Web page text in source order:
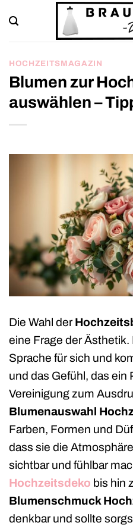
Inhalt
springen
HOCHZEITSMAGAZIN
Blumen zur
auswählen –
Die Wahl der
eine Frage der
Sprache für sich und
und das Gefühl, das ein
Vereinigung zum
Blumenauswahl
Farben, Formen und
dass sie die
sichtbar und fühlbar
Hochzeitsdeko bis hin
Blumenschmuck
denkbar und sollte